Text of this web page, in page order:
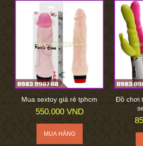
Mua sextoy giá rẻ tphcm
550.000 VND
Đồ chơi